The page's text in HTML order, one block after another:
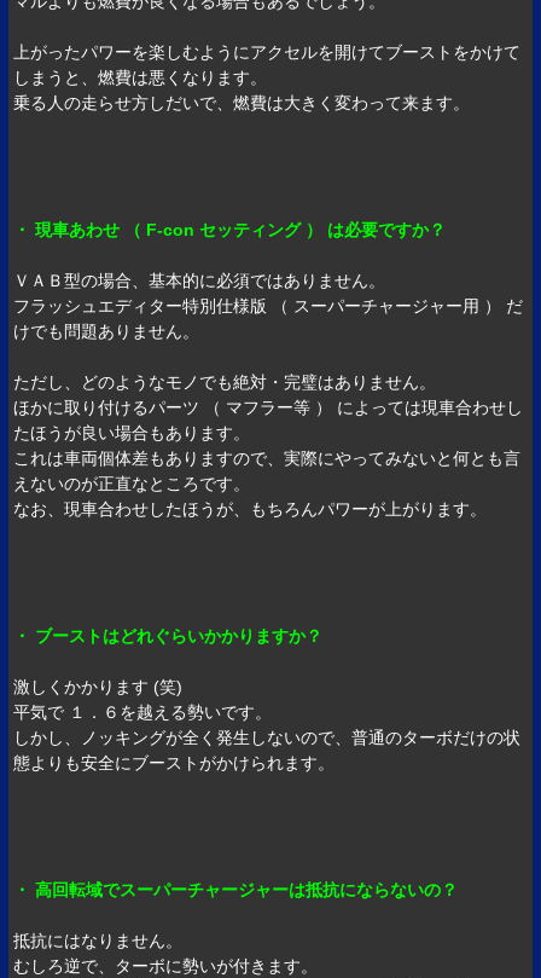
上がったパワーを楽しむようにアクセルを開けてブーストをかけて
しまうと、燃費は悪くなります。
乗る人の走らせ方しだいで、燃費は大きく変わって来ます。
・ 現車あわせ （ F-con セッティング ） は必要ですか？
ＶＡＢ型の場合、基本的に必須ではありません。
フラッシュエディター特別仕様版 （ スーパーチャージャー用 ） だ
けでも問題ありません。
ただし、どのようなモノでも絶対・完璧はありません。
ほかに取り付けるパーツ （ マフラー等 ） によっては現車合わせし
たほうが良い場合もあります。
これは車両個体差もありますので、実際にやってみないと何とも言
えないのが正直なところです。
なお、現車合わせしたほうが、もちろんパワーが上がります。
・ ブーストはどれぐらいかかりますか？
激しくかかります (笑)
平気で １．６を越える勢いです。
しかし、ノッキングが全く発生しないので、普通のターボだけの状
態よりも安全にブーストがかけられます。
・ 高回転域でスーパーチャージャーは抵抗にならないの？
抵抗にはなりません。
むしろ逆で、ターボに勢いが付きます。